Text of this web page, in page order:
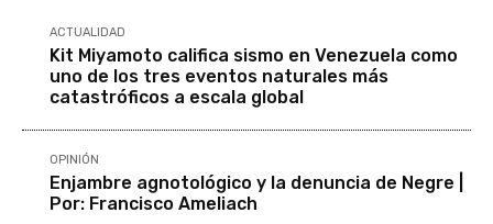
ACTUALIDAD
Kit Miyamoto califica sismo en Venezuela como
uno de los tres eventos naturales más
catastróficos a escala global
OPINIÓN
Enjambre agnotológico y la denuncia de Negre |
Por: Francisco Ameliach